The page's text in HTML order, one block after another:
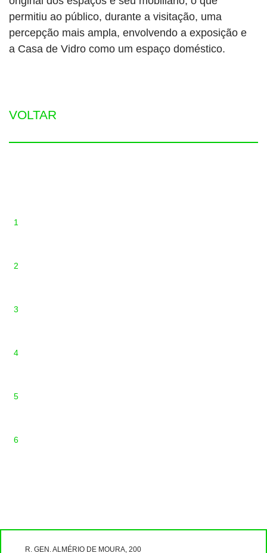
permitiu ao público, durante a visitação, uma
percepção mais ampla, envolvendo a exposição e
a Casa de Vidro como um espaço doméstico.
VOLTAR
1
2
3
4
5
6
R. GEN. ALMÉRIO DE MOURA, 200